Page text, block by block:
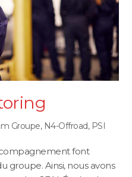
Groupe, N4-Offroad, PSI
font
groupe. Ainsi, nous avons